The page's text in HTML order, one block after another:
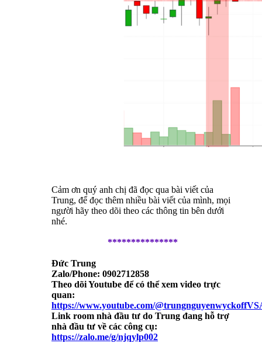
Cảm ơn quý anh chị đã đọc qua bài viết của
Trung, để đọc thêm nhiều bài viết của mình, mọi
người hãy theo dõi theo các thông tin bên dưới
nhé.
***************
Đức Trung
Zalo/Phone: 0902712858
Theo dõi Youtube để có thể xem video trực
quan:
https://www.youtube.com/
Link room nhà đầu tư do Trung đang hỗ trợ
nhà đầu tư về các công cụ:
https://zalo.me/g/njqylp002